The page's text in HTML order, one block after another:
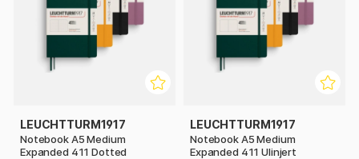
LEUCHTTURM1917
Notebook A5 Medium
Expanded 411 Dotted
LEUCHTTURM1917
Notebook A5 Medium
Expanded 411 Ulinjert